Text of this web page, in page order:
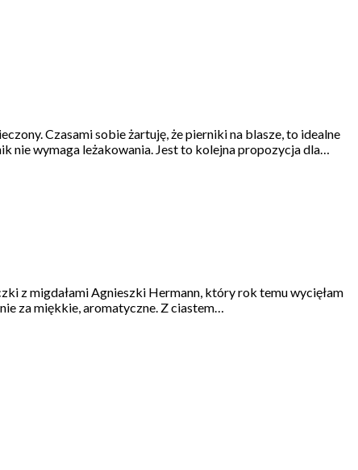
Czasami sobie żartuję, że pierniki na blasze, to idealne
nie wymaga leżakowania. Jest to kolejna propozycja dla…
z migdałami Agnieszki Hermann, który rok temu wycięłam
za miękkie, aromatyczne. Z ciastem…